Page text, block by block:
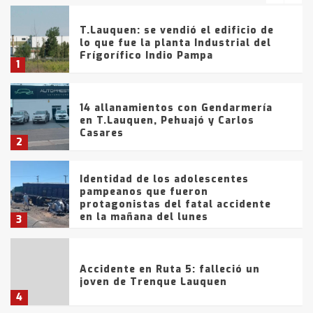
1
T.Lauquen: se vendió el edificio de
lo que fue la planta Industrial del
Frígorífico Indio Pampa
2
14 allanamientos con Gendarmería
en T.Lauquen, Pehuajó y Carlos
Casares
3
Identidad de los adolescentes
pampeanos que fueron
protagonistas del fatal accidente
en la mañana del lunes
4
Accidente en Ruta 5: falleció un
joven de Trenque Lauquen